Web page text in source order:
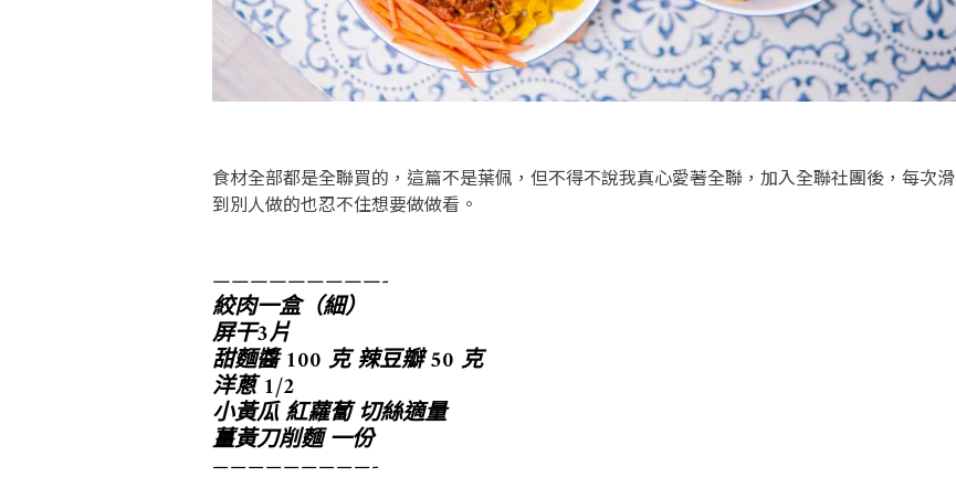
食材全部都是全聯買的，這篇不是葉佩，但不得不說我真心愛著全聯，加入全聯社團後，每次滑
到別人做的也忍不住想要做做看。
—————————-
絞肉一盒（細）
屏干3片
甜麵醬 100 克 辣豆瓣 50 克
洋蔥 1/2
小黃瓜 紅蘿蔔 切絲適量
薑黃刀削麵 一份
—————————-